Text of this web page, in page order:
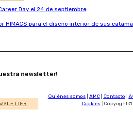
Day el 24 de septiembre
HIMACS para el diseño interior de sus
newsletter!
Quiénes somos AMC| Contacto
Cookies | Copyright